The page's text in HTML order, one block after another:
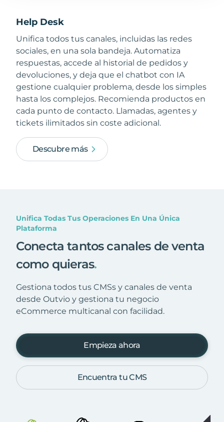
Help Desk
Unifica todos tus canales, incluidas las redes
sociales, en una sola bandeja. Automatiza
respuestas, accede al historial de pedidos y
devoluciones, y deja que el chatbot con IA
gestione cualquier problema, desde los simples
hasta los complejos. Recomienda productos en
cada punto de contacto. Llamadas, agentes y
tickets ilimitados sin coste adicional.
Descubre más
Unifica Todas Tus Operaciones En Una Única
Plataforma
Conecta tantos canales de venta
como quieras.
Gestiona todos tus CMSs y canales de venta
desde Outvio y gestiona tu negocio
eCommerce multicanal con facilidad.
Empieza ahora
Encuentra tu CMS